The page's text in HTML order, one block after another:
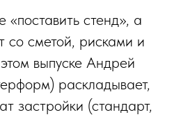
«поставить стенд», а
со сметой, рисками и
выпуске Андрей
раскладывает,
застройки (стандарт,